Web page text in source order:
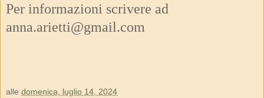
Per informazioni scrivere ad
anna.arietti@gmail.com
alle domenica, luglio 14, 2024